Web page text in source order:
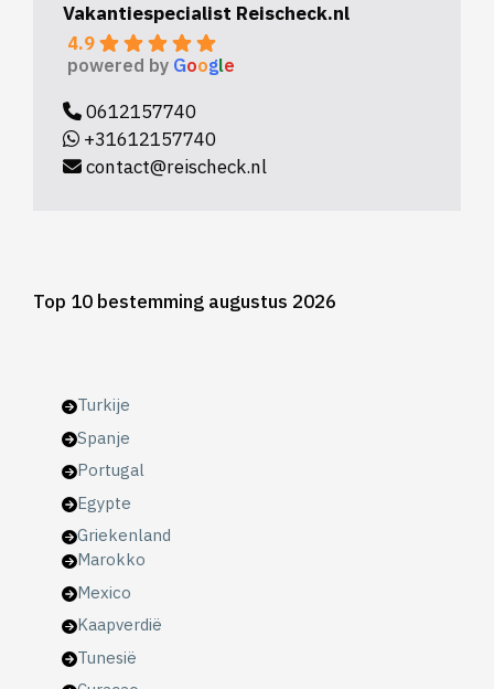
Vakantiespecialist Reischeck.nl
4.9
powered by Google
0612157740
+31612157740
contact@reischeck.nl
Top 10 bestemming augustus 2026
Turkije
Spanje
Portugal
Egypte
Griekenland
Marokko
Mexico
Kaapverdië
Tunesië